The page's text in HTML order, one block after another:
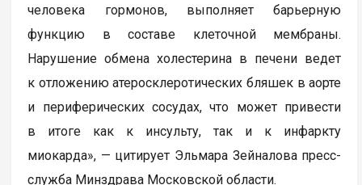
человека гормонов, выполняет барьерную
функцию в составе клеточной мембраны.
Нарушение обмена холестерина в печени ведет
к отложению атеросклеротических бляшек в аорте
и периферических сосудах, что может привести
в итоге как к инсульту, так и к инфаркту
миокарда», — цитирует Эльмара Зейналова пресс-
служба Минздрава Московской области.